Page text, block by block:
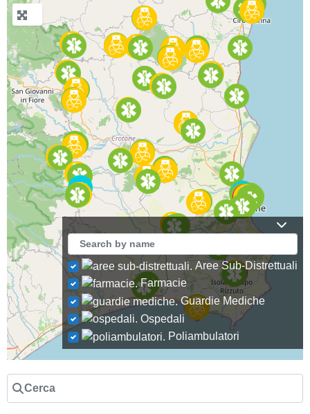
Aree Sub-Distrettuali
Farmacie
Guardie Mediche
Ospedali
Poliambulatori
Cerca